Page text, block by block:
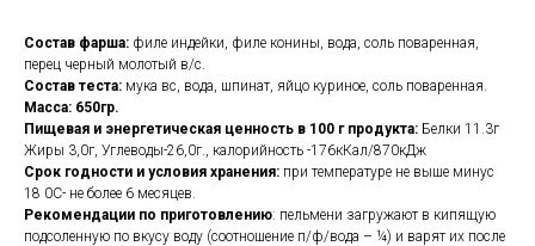
Состав фарша: филе индейки, филе конины, вода, соль поваренная,
перец черный молотый в/c.
Состав теста: мука вс, вода, шпинат, яйцо куриное, соль поваренная.
Масса: 650гр.
Пищевая и энергетическая ценность в 100 г продукта: Белки 11.3г
Жиры 3,0г, Углеводы-26,0г., калорийность -176кКал/870кДж
Срок годности и условия хранения: при температуре не выше минус
18 0С- не более 6 месяцев.
Рекомендации по приготовлению: пельмени загружают в кипящую
подсоленную по вкусу воду (соотношение п/ф/вода – ¼) и варят их после